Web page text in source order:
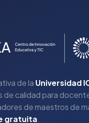
de la Universidad
de calidad para
de maestros de
gratuita.